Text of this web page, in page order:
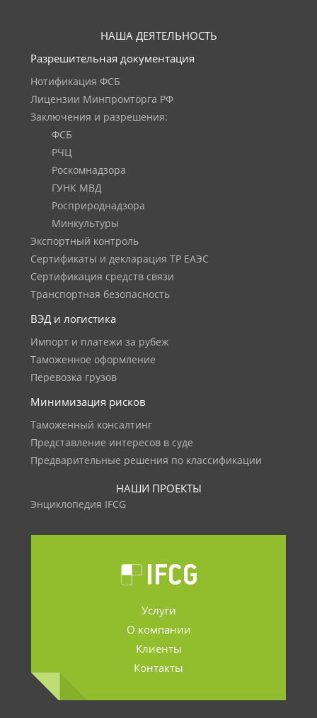
НАША ДЕЯТЕЛЬНОСТЬ
Разрешительная документация
Нотификация ФСБ
Лицензии Минпромторга РФ
Заключения и разрешения:
ФСБ
РЧЦ
Роскомнадзора
ГУНК МВД
Росприроднадзора
Минкультуры
Экспортный контроль
Сертификаты и декларация ТР ЕАЭС
Сертификация средств связи
Транспортная безопасность
ВЭД и логистика
Импорт и платежи за рубеж
Таможенное оформление
Перевозка грузов
Минимизация рисков
Таможенный консалтинг
Представление интересов в суде
Предварительные решения по классификации
НАШИ ПРОЕКТЫ
Энциклопедия IFCG
Услуги
О компании
Клиенты
Контакты